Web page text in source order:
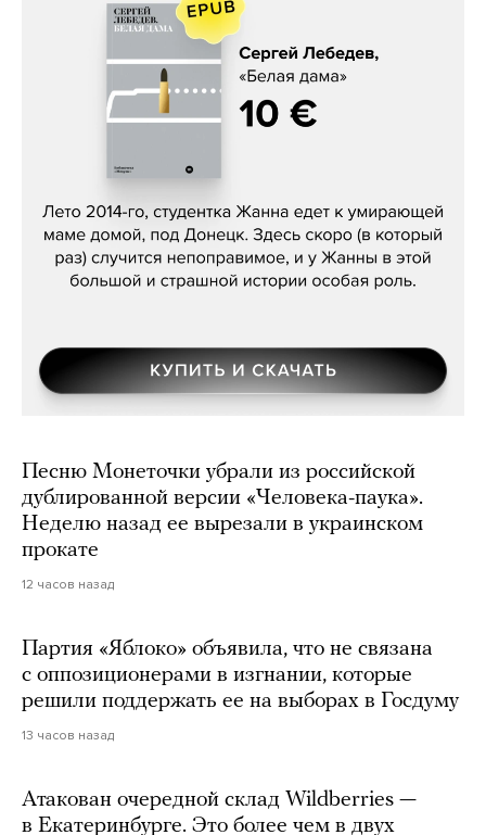
Сергей Лебедев, «Белая дама»
Песню Монеточки убрали из российской
дублированной версии «Человека-паука».
Неделю назад ее вырезали в украинском
прокате
12 часов назад
Партия «Яблоко» объявила, что не связана
с оппозиционерами в изгнании, которые
решили поддержать ее на выборах в Госдуму
13 часов назад
Атакован очередной склад Wildberries —
в Екатеринбурге. Это более чем в двух